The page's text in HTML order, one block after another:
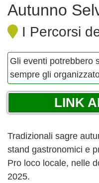
Autunno
I Percorsi
Gli eventi potrebbero
sempre gli
LINK
Tradizionali sagre
stand gastronomici e
Pro loco locale, nelle
2025.